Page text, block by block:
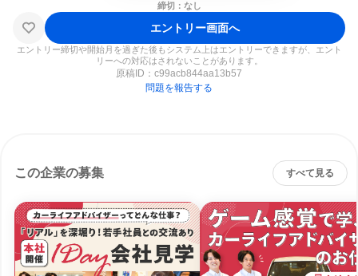
締切：なし
エントリー画面へ
エントリー締切や開始月を過ぎた後もシステム上はエントリーできますが、エント
リーへの対応はされないことがあります。
原稿ID： c99acb844aa13b57
問題を報告する
この企業の募集 すべて見る